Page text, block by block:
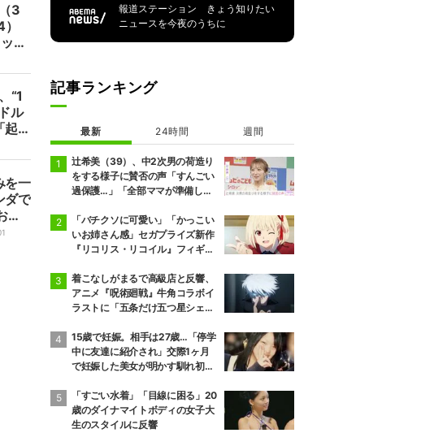
3
ト
き
“1
ル
き
を一
ダで
の
で
報道ステーション きょう知りたい
ニュースを今夜のうちに
記事ランキング
最新 24時間 週間
辻希美（39）、中2次男の荷造り
をする様子に賛否の声「すんごい
過保護…」「全部ママが準備して
「バチクソに可愛い」「かっこい
いお姉さん感」セガプライズ新作
『リコリス・リコイル』フィギュ
着こなしがまるで高級店と反響、
アニメ『呪術廻戦』牛角コラボイ
ラストに「五条だけ五つ星シェ
15歳で妊娠。相手は27歳…「停学
中に友達に紹介され」交際1ヶ月
で妊娠した美女が明かす馴れ初め
絶句
「すごい水着」「目線に困る」20
歳のダイナマイトボディの女子大
生のスタイルに反響